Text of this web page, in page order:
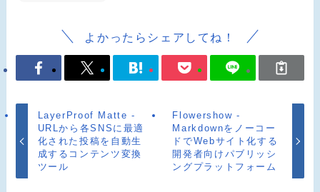
よかったらシェアしてね！
LayerProof Matte -
URLから各SNSに最適
化された投稿を自動生
成するコンテンツ変換
ツール
Flowershow -
Markdownをノーコー
ドでWebサイト化する
開発者向けパブリッシ
ングプラットフォーム